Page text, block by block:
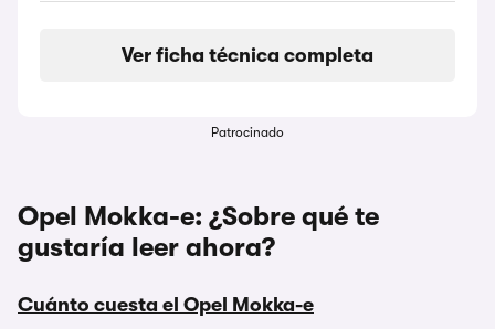
Ver ficha técnica completa
Patrocinado
Opel Mokka-e: ¿Sobre qué te
gustaría leer ahora?
Cuánto cuesta el Opel Mokka-e